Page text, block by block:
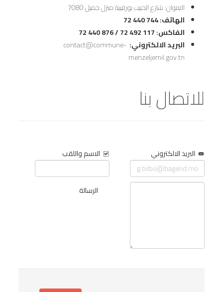
العنوان: شارع الحبيب بورقيبة منزل جميل 7080
الهاتف: 744 440 72
الفاكس: 117 492 72 / 876 440 72
البريد الالكتروني: contact@commune-
menzeljemil.gov.tn
للاتصال بنا
الاسم واللقب البريد الالكتروني
الرسالة